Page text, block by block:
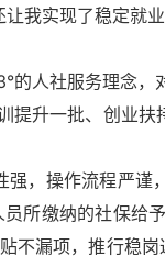
我实现了稳定就
的人社服务理念，
提升一批、创业扶
，操作流程严谨
所缴纳的社保给
漏项，推行稳岗